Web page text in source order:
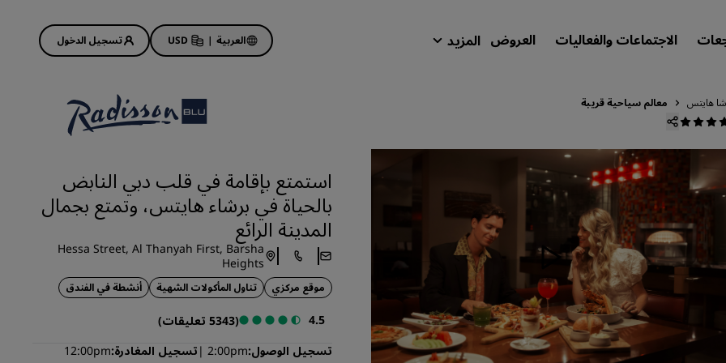
الاجتماعات والفعاليات العروض المزيد العربية |
USD تسجيل الدخول
المنتجعات
شقق فندقية مجهزة
فنادق قريبة من المطار
الفنادق الجديدة والمرتقب افتتاحها قريبًا
الاجتماعات والفعاليات
استكشف برنامج Radisson Meetings
عروض الفنادق
ابدأ الآن لربح الكثير
Deals of the Day
احجز مقدمًا
اطلع على الباقات المتاحة لدينا
أفكار السفر
هايتس معالم سياحية قريبة
استمتع بإقامة في قلب دبي النابض
بالحياة في برشاء هايتس، وتمتع بجمال
المدينة الرائع
Hessa Street, Al Thanyah First, Barsha
Heights
موقع مركزي تناول المأكولات الشهية أنشطة في الفندق
4.5
(5343 تعليقات)
تسجيل الوصول 2:00pm تسجيل المغادرة 12:00pm